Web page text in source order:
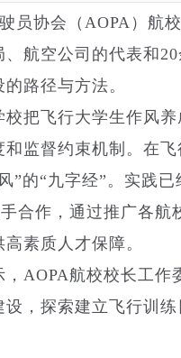
员协会（AOPA）航
航空公司的代表和
路径与方法。
把飞行大学生作风
监督约束机制。在
”的“九字经”。实践
合作，通过推广各
素质人才保障。
AOPA航校校长工
，探索建立飞行训